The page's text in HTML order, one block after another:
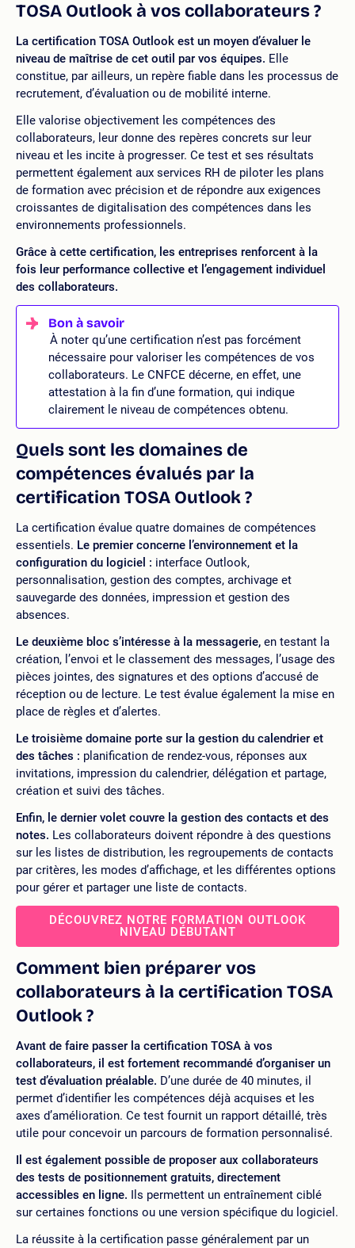
TOSA Outlook à vos collaborateurs ?
La certification TOSA Outlook est un moyen d’évaluer le
niveau de maîtrise de cet outil par vos équipes. Elle
constitue, par ailleurs, un repère fiable dans les processus de
recrutement, d’évaluation ou de mobilité interne.
Elle valorise objectivement les compétences des
collaborateurs, leur donne des repères concrets sur leur
niveau et les incite à progresser. Ce test et ses résultats
permettent également aux services RH de piloter les plans
de formation avec précision et de répondre aux exigences
croissantes de digitalisation des compétences dans les
environnements professionnels.
Grâce à cette certification, les entreprises renforcent à la
fois leur performance collective et l’engagement individuel
des collaborateurs.
À noter qu’une certification n’est pas forcément
nécessaire pour valoriser les compétences de vos
collaborateurs. Le CNFCE décerne, en effet, une
attestation à la fin d’une formation, qui indique
clairement le niveau de compétences obtenu.
Quels sont les domaines de
compétences évalués par la
certification TOSA Outlook ?
La certification évalue quatre domaines de compétences
essentiels. Le premier concerne l’environnement et la
configuration du logiciel : interface Outlook,
personnalisation, gestion des comptes, archivage et
sauvegarde des données, impression et gestion des
absences.
Le deuxième bloc s’intéresse à la messagerie, en testant la
création, l’envoi et le classement des messages, l’usage des
pièces jointes, des signatures et des options d’accusé de
réception ou de lecture. Le test évalue également la mise en
place de règles et d’alertes.
Le troisième domaine porte sur la gestion du calendrier et
des tâches : planification de rendez-vous, réponses aux
invitations, impression du calendrier, délégation et partage,
création et suivi des tâches.
Enfin, le dernier volet couvre la gestion des contacts et des
notes. Les collaborateurs doivent répondre à des questions
sur les listes de distribution, les regroupements de contacts
par critères, les modes d’affichage, et les différentes options
pour gérer et partager une liste de contacts.
DÉCOUVREZ NOTRE FORMATION OUTLOOK
NIVEAU DÉBUTANT
Comment bien préparer vos
collaborateurs à la certification TOSA
Outlook ?
Avant de faire passer la certification TOSA à vos
collaborateurs, il est fortement recommandé d’organiser un
test d’évaluation préalable. D’une durée de 40 minutes, il
permet d’identifier les compétences déjà acquises et les
axes d’amélioration. Ce test fournit un rapport détaillé, très
utile pour concevoir un parcours de formation personnalisé.
Il est également possible de proposer aux collaborateurs
des tests de positionnement gratuits, directement
accessibles en ligne. Ils permettent un entraînement ciblé
sur certaines fonctions ou une version spécifique du logiciel.
La réussite à la certification passe généralement par un